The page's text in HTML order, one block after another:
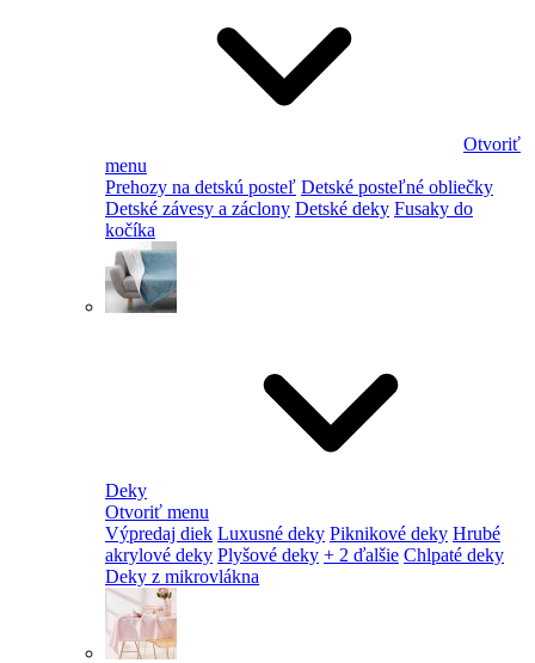
Otvoriť
menu
Prehozy na detskú posteľ Detské posteľné obliečky
Detské závesy a záclony Detské deky Fusaky do
kočíka
Deky
Otvoriť menu
Výpredaj diek Luxusné deky Piknikové deky Hrubé
akrylové deky Plyšové deky + 2 ďalšie Chlpaté deky
Deky z mikrovlákna